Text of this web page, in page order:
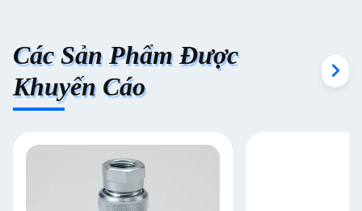
Các Sản Phẩm Được
Khuyến Cáo